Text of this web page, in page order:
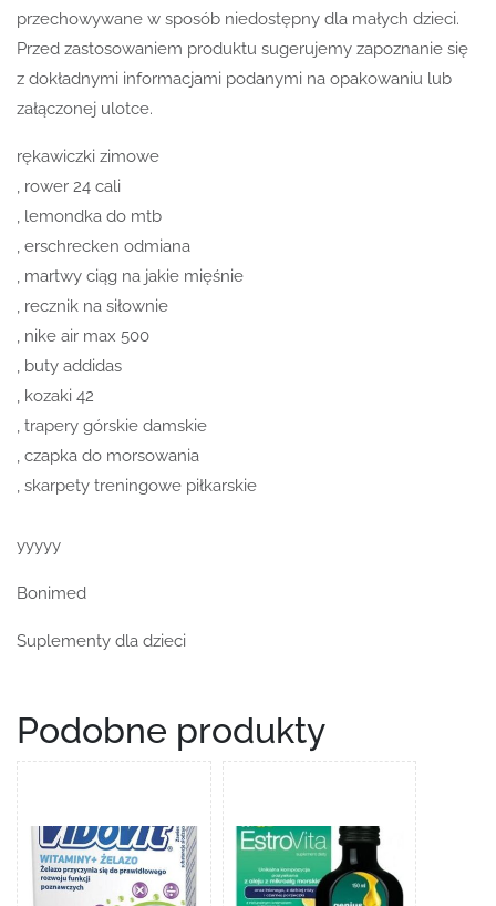
przechowywane w sposób niedostępny dla małych dzieci.
Przed zastosowaniem produktu sugerujemy zapoznanie się
z dokładnymi informacjami podanymi na opakowaniu lub
załączonej ulotce.
rękawiczki zimowe
, rower 24 cali
, lemondka do mtb
, erschrecken odmiana
, martwy ciąg na jakie mięśnie
, recznik na siłownie
, nike air max 500
, buty addidas
, kozaki 42
, trapery górskie damskie
, czapka do morsowania
, skarpety treningowe piłkarskie
yyyyy
Bonimed
Suplementy dla dzieci
Podobne produkty